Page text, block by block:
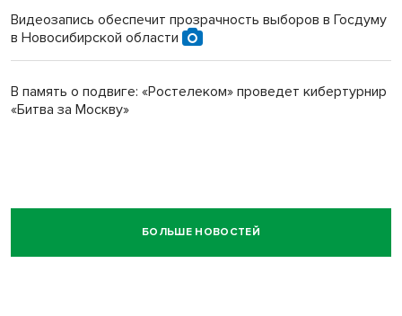
Видеозапись обеспечит прозрачность выборов в Госдуму
в Новосибирской области
В память о подвиге: «Ростелеком» проведет кибертурнир
«Битва за Москву»
БОЛЬШЕ НОВОСТЕЙ